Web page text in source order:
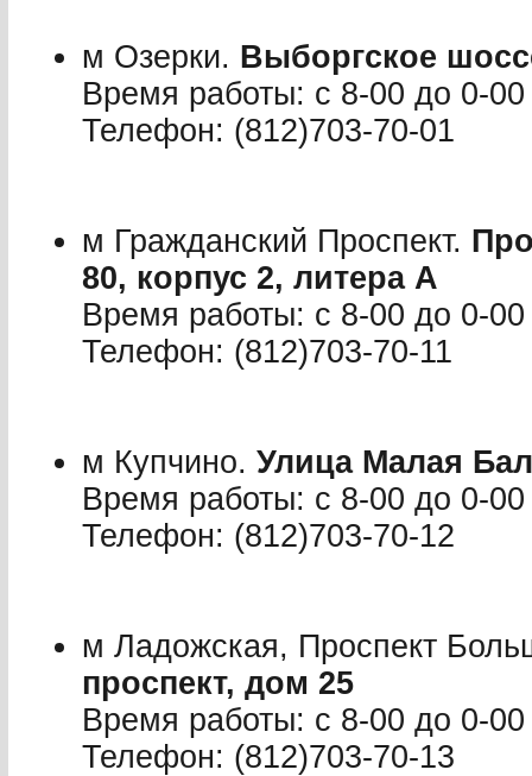
м Озерки. Выборгское
Время работы: с 8-00 до 0-00
Телефон: (812)703-70-01
м Гражданский Проспект.
80, корпус 2, литера А
Время работы: с 8-00 до 0-00
Телефон: (812)703-70-11
м Купчино. Улица Малая
Время работы: с 8-00 до 0-00
Телефон: (812)703-70-12
м Ладожская, Проспект
проспект, дом 25
Время работы: с 8-00 до 0-00
Телефон: (812)703-70-13